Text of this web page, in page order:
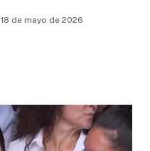
18 de mayo de 2026